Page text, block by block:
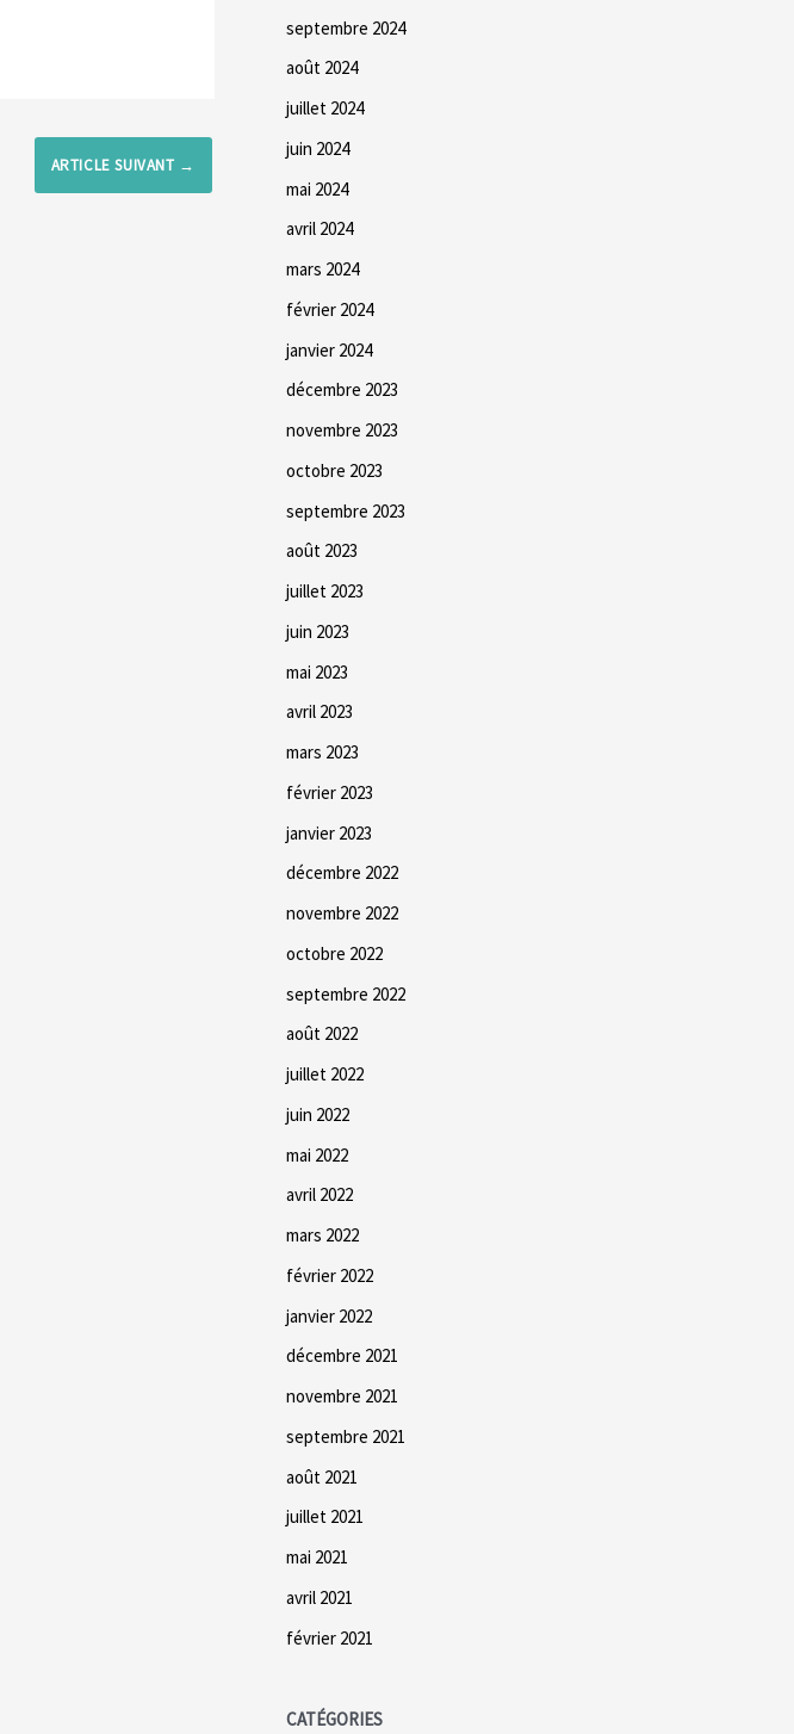
ARTICLE SUIVANT →
septembre 2024
août 2024
juillet 2024
juin 2024
mai 2024
avril 2024
mars 2024
février 2024
janvier 2024
décembre 2023
novembre 2023
octobre 2023
septembre 2023
août 2023
juillet 2023
juin 2023
mai 2023
avril 2023
mars 2023
février 2023
janvier 2023
décembre 2022
novembre 2022
octobre 2022
septembre 2022
août 2022
juillet 2022
juin 2022
mai 2022
avril 2022
mars 2022
février 2022
janvier 2022
décembre 2021
novembre 2021
septembre 2021
août 2021
juillet 2021
mai 2021
avril 2021
février 2021
CATÉGORIES